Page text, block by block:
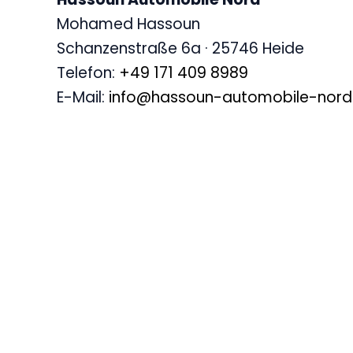
Mohamed Hassoun
Schanzenstraße 6a · 25746 Heide
Telefon: +49 171 409 8989
E-Mail: info@hassoun-automobile-